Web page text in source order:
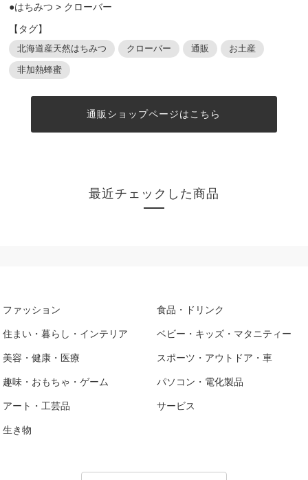
●はちみつ > クローバー
【タグ】
北海道産天然はちみつ クローバー 通販 お土産
非加熱蜂蜜
通販ショップページはこちら
最近チェックした商品
ファッション 食品・ドリンク
住まい・暮らし・インテリア ベビー・キッズ・マタニティー
美容・健康・医療 スポーツ・アウトドア・車
趣味・おもちゃ・ゲーム パソコン・電化製品
アート・工芸品 サービス
生き物